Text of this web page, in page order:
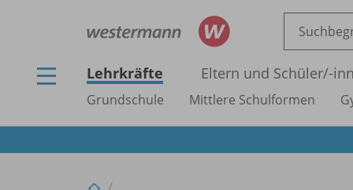
Lehrkräfte Eltern und Schüler/-
Grundschule Mittlere Schulformen